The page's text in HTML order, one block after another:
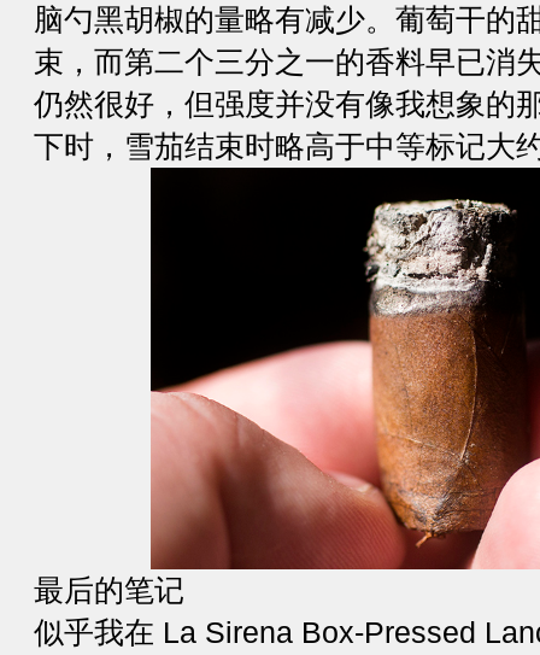
脑勺黑胡椒的量略有减少。葡萄干的
束，而第二个三分之一的香料早已消
仍然很好，但强度并没有像我想象的
下时，雪茄结束时略高于中等标记大
最后的笔记
似乎我在 La Sirena Box-Pressed